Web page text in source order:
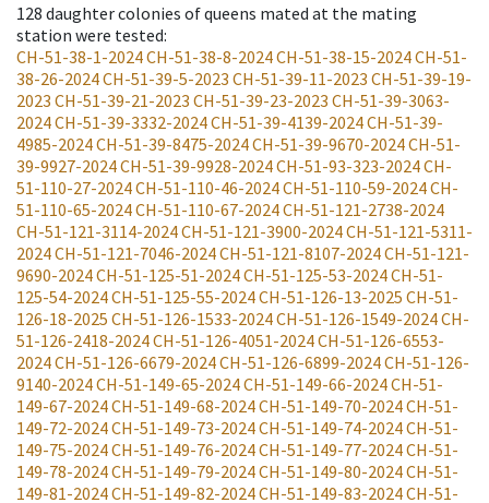
128 daughter colonies of queens mated at the mating
station were tested:
CH-51-38-1-2024CH-51-38-8-2024CH-51-38-15-2024CH-51-
38-26-2024CH-51-39-5-2023 CH-51-39-11-2023 CH-51-39-19-
2023 CH-51-39-21-2023 CH-51-39-23-2023 CH-51-39-3063-
2024CH-51-39-3332-2024CH-51-39-4139-2024CH-51-39-
4985-2024CH-51-39-8475-2024CH-51-39-9670-2024CH-51-
39-9927-2024CH-51-39-9928-2024CH-51-93-323-2024CH-
51-110-27-2024CH-51-110-46-2024CH-51-110-59-2024CH-
51-110-65-2024CH-51-110-67-2024CH-51-121-2738-2024
CH-51-121-3114-2024CH-51-121-3900-2024CH-51-121-5311-
2024CH-51-121-7046-2024CH-51-121-8107-2024CH-51-121-
9690-2024CH-51-125-51-2024CH-51-125-53-2024CH-51-
125-54-2024CH-51-125-55-2024CH-51-126-13-2025 CH-51-
126-18-2025 CH-51-126-1533-2024CH-51-126-1549-2024CH-
51-126-2418-2024CH-51-126-4051-2024CH-51-126-6553-
2024CH-51-126-6679-2024CH-51-126-6899-2024CH-51-126-
9140-2024CH-51-149-65-2024CH-51-149-66-2024CH-51-
149-67-2024CH-51-149-68-2024CH-51-149-70-2024CH-51-
149-72-2024CH-51-149-73-2024CH-51-149-74-2024CH-51-
149-75-2024CH-51-149-76-2024CH-51-149-77-2024CH-51-
149-78-2024CH-51-149-79-2024CH-51-149-80-2024CH-51-
149-81-2024CH-51-149-82-2024CH-51-149-83-2024CH-51-